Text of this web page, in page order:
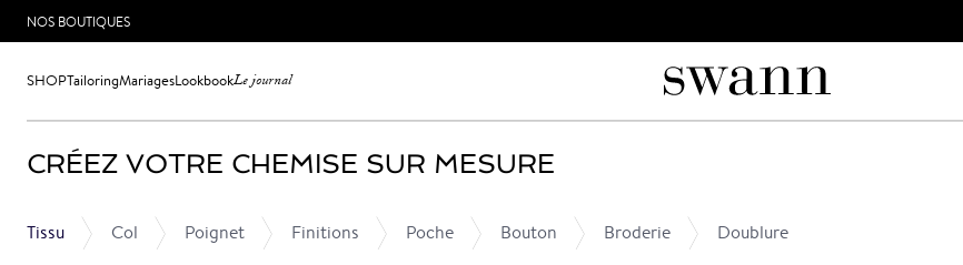
NOS BOUTIQUES
SHOPTailoringMariagesLookbookLe journal
CRÉEZ VOTRE CHEMISE SUR MESURE
Tissu Col Poignet Finitions Poche Bouton Broderie Doublure